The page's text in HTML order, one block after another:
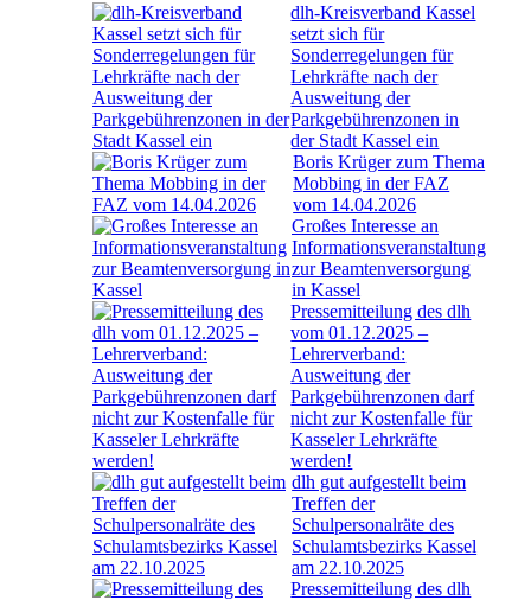
dlh-Kreisverband Kassel
setzt sich für
Sonderregelungen für
Lehrkräfte nach der
Ausweitung der
Parkgebührenzonen in
der Stadt Kassel ein
Boris Krüger zum Thema
Mobbing in der FAZ
vom 14.04.2026
Großes Interesse an
Informationsveranstaltung
zur Beamtenversorgung
in Kassel
Pressemitteilung des dlh
vom 01.12.2025 –
Lehrerverband:
Ausweitung der
Parkgebührenzonen darf
nicht zur Kostenfalle für
Kasseler Lehrkräfte
werden!
dlh gut aufgestellt beim
Treffen der
Schulpersonalräte des
Schulamtsbezirks Kassel
am 22.10.2025
Pressemitteilung des dlh